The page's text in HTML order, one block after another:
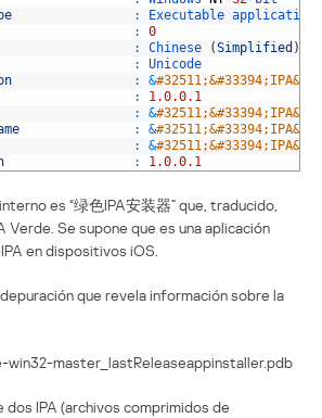
: Executable application
:
0
: Chinese (Simplified )
:
Unicode
: &
:
1.0.0.1
: &
: &
: &
: 1.0.0.1
es “绿色IPA安装器” que, traducido,
Verde. Se supone que es una aplicación
en dispositivos iOS.
que revela información sobre la
win32-master_lastReleaseappinstaller.pdb
dos IPA (archivos comprimidos de